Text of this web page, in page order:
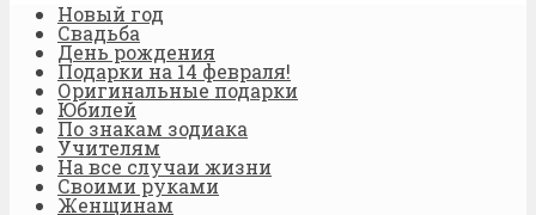
Новый год
Свадьба
День рождения
Подарки на 14 февраля!
Оригинальные подарки
Юбилей
По знакам зодиака
Учителям
На все случаи жизни
Своими руками
Женщинам